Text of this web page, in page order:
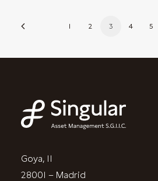
1 2 3 4 5
Goya, 11
28001 – Madrid